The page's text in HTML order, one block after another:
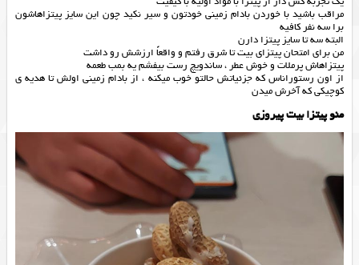
مراقب باشید با خوردن بادام زمینی خودتون و سیر نکید چون این سایز پیتزاهاشون
برا سه نفر کافیه
البته سه تا سایز پیتزا دارن
من برای امتحان پیتزای بیت تا شرق رفتم و واقعاً ارزشش رو داشت
پیتزاهاش پرملات و خوش عطر ، ساندویچ رست بیفشم یه بمب طعمه
از اون رستوراناس که جزئیاتش حالتو خوب میکنه ، از بادام زمینی اولش تا هدیه ی
کوچیکی که آخرش میدن
منو پیتزا بیت پیروزی